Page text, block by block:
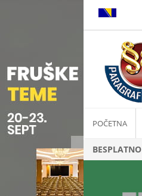
POČETNA
BESPLATNO